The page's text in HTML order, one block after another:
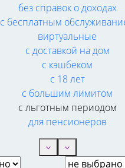
без справок о доходах
с бесплатным
виртуальные
с доставкой на дом
с кэшбеком
с 18 лет
с большим лимитом
с льготным периодом
для пенсионеров